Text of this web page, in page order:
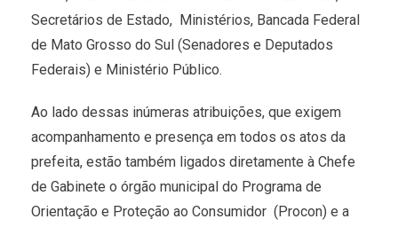
Secretários de Estado, Ministérios, Bancada Federal
de Mato Grosso do Sul (Senadores e Deputados
Federais) e Ministério Público.
Ao lado dessas inúmeras atribuições, que exigem
acompanhamento e presença em todos os atos da
prefeita, estão também ligados diretamente à Chefe
de Gabinete o órgão municipal do Programa de
Orientação e Proteção ao Consumidor (Procon) e a